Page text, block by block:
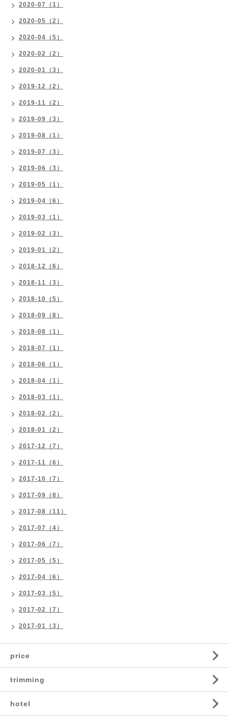
2020-07（1）
2020-05（2）
2020-04（5）
2020-02（2）
2020-01（3）
2019-12（2）
2019-11（2）
2019-09（3）
2019-08（1）
2019-07（3）
2019-06（3）
2019-05（1）
2019-04（6）
2019-03（1）
2019-02（3）
2019-01（2）
2018-12（6）
2018-11（3）
2018-10（5）
2018-09（8）
2018-08（1）
2018-07（1）
2018-06（1）
2018-04（1）
2018-03（1）
2018-02（2）
2018-01（2）
2017-12（7）
2017-11（6）
2017-10（7）
2017-09（8）
2017-08（11）
2017-07（4）
2017-06（7）
2017-05（5）
2017-04（6）
2017-03（5）
2017-02（7）
2017-01（3）
price
trimming
hotel